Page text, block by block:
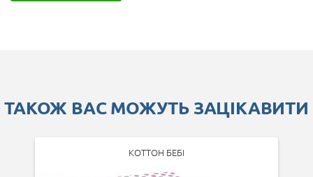
ТАКОЖ ВАС МОЖУТЬ ЗАЦІКАВИТИ
КОТТОН БЕБІ